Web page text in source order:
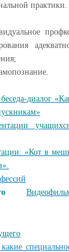
практики.
диалог
«Кот в